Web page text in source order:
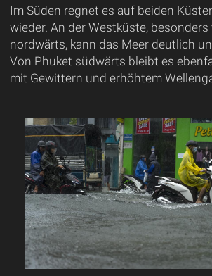
Im Süden regnet es auf beiden
wieder. An der Westküste,
nordwärts, kann das Meer deutlich
Von Phuket südwärts bleibt es
mit Gewittern und erhöhtem